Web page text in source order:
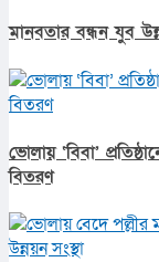
মানবতার বন্ধন যুব
ভোলায় ‘বিবা’
বিতরণ